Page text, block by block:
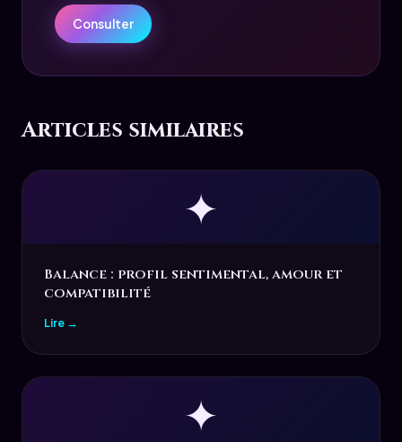
Consulter
Articles similaires
✦
Balance : profil sentimental, amour et
compatibilité
Lire →
✦